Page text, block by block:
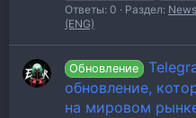
Ответы: 0
Раздел:
(ENG)
Обновление
обновление,
на мировом